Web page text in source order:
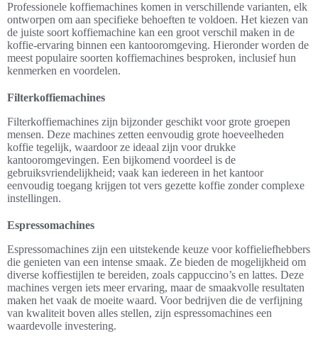
Professionele koffiemachines komen in verschillende varianten, elk
ontworpen om aan specifieke behoeften te voldoen. Het kiezen van
de juiste soort koffiemachine kan een groot verschil maken in de
koffie-ervaring binnen een kantooromgeving. Hieronder worden de
meest populaire soorten koffiemachines besproken, inclusief hun
kenmerken en voordelen.
Filterkoffiemachines
Filterkoffiemachines zijn bijzonder geschikt voor grote groepen
mensen. Deze machines zetten eenvoudig grote hoeveelheden
koffie tegelijk, waardoor ze ideaal zijn voor drukke
kantooromgevingen. Een bijkomend voordeel is de
gebruiksvriendelijkheid; vaak kan iedereen in het kantoor
eenvoudig toegang krijgen tot vers gezette koffie zonder complexe
instellingen.
Espressomachines
Espressomachines zijn een uitstekende keuze voor koffieliefhebbers
die genieten van een intense smaak. Ze bieden de mogelijkheid om
diverse koffiestijlen te bereiden, zoals cappuccino’s en lattes. Deze
machines vergen iets meer ervaring, maar de smaakvolle resultaten
maken het vaak de moeite waard. Voor bedrijven die de verfijning
van kwaliteit boven alles stellen, zijn espressomachines een
waardevolle investering.